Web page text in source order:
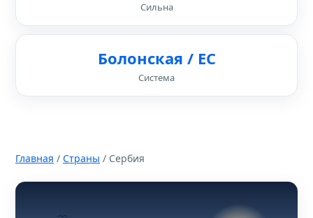
Сильна
Болонская / ЕС
Система
Главная / Страны / Сербия